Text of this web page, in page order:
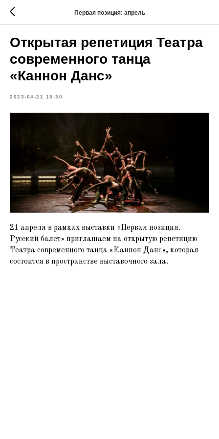
Первая позиция: апрель
​​Открытая репетиция Театра
современного танца
«Каннон Данс»
2023-04-21 18:30
21 апреля в рамках выставки «Первая позиция.
Русский балет» приглашаем на открытую репетицию
Театра современного танца «Каннон Данс», которая
состоится в пространстве выставочного зала.